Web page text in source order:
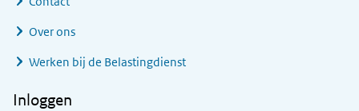
Over ons
Werken bij de Belastingdienst
Inloggen